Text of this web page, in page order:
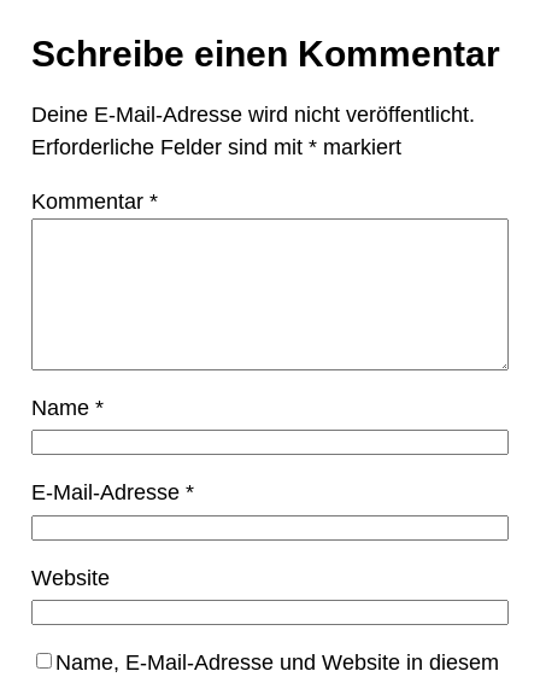
Schreibe einen Kommentar
Deine E-Mail-Adresse wird nicht veröffentlicht.
Erforderliche Felder sind mit *markiert
Kommentar *
Name *
E-Mail-Adresse *
Website
Name, E-Mail-Adresse und Website in diesem